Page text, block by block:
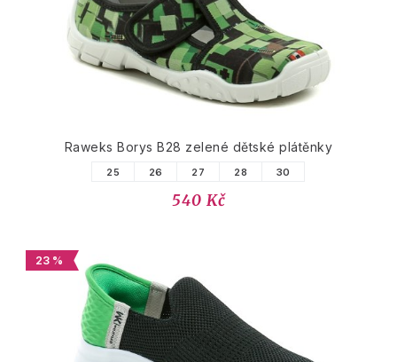
Raweks Borys B28 zelené dětské plátěnky
25 26 27 28 30
540 Kč
23 %